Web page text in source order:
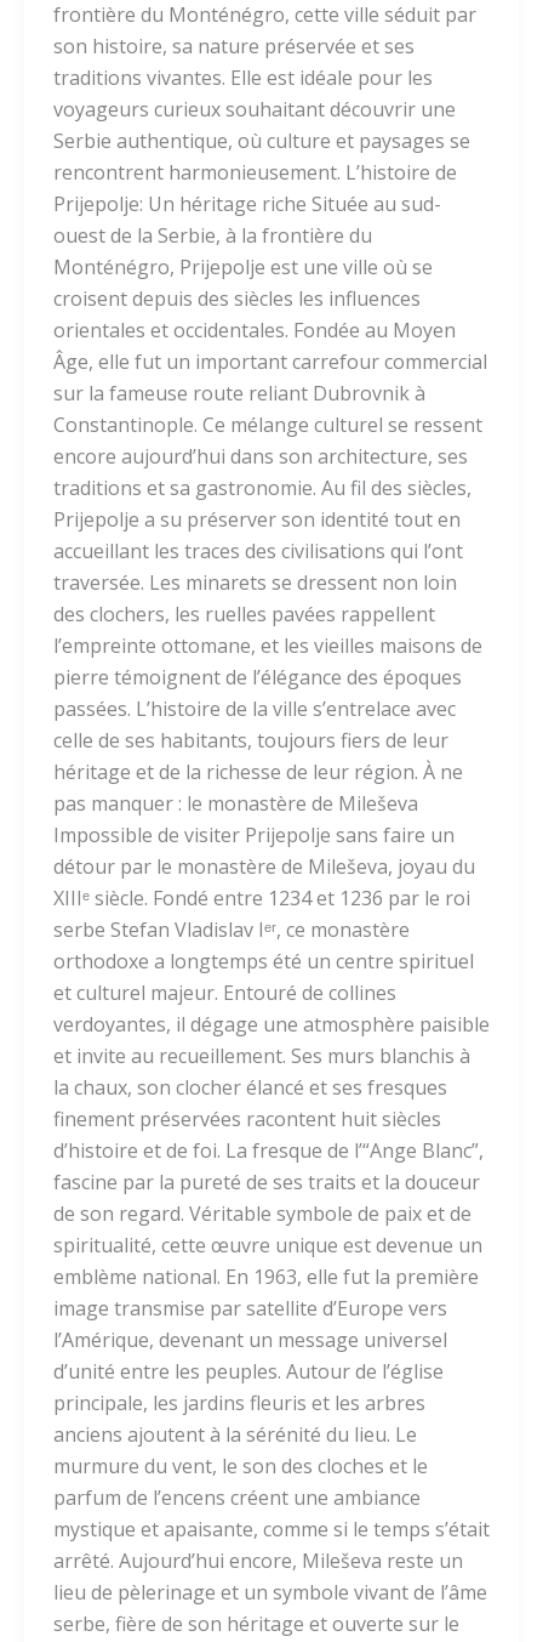
frontière du Monténégro, cette ville séduit par
son histoire, sa nature préservée et ses
traditions vivantes. Elle est idéale pour les
voyageurs curieux souhaitant découvrir une
Serbie authentique, où culture et paysages se
rencontrent harmonieusement. L’histoire de
Prijepolje: Un héritage riche Située au sud-
ouest de la Serbie, à la frontière du
Monténégro, Prijepolje est une ville où se
croisent depuis des siècles les influences
orientales et occidentales. Fondée au Moyen
Âge, elle fut un important carrefour commercial
sur la fameuse route reliant Dubrovnik à
Constantinople. Ce mélange culturel se ressent
encore aujourd’hui dans son architecture, ses
traditions et sa gastronomie. Au fil des siècles,
Prijepolje a su préserver son identité tout en
accueillant les traces des civilisations qui l’ont
traversée. Les minarets se dressent non loin
des clochers, les ruelles pavées rappellent
l’empreinte ottomane, et les vieilles maisons de
pierre témoignent de l’élégance des époques
passées. L’histoire de la ville s’entrelace avec
celle de ses habitants, toujours fiers de leur
héritage et de la richesse de leur région. À ne
pas manquer : le monastère de Mileševa
Impossible de visiter Prijepolje sans faire un
détour par le monastère de Mileševa, joyau du
XIIIᵉ siècle. Fondé entre 1234 et 1236 par le roi
serbe Stefan Vladislav Iᵉʳ, ce monastère
orthodoxe a longtemps été un centre spirituel
et culturel majeur. Entouré de collines
verdoyantes, il dégage une atmosphère paisible
et invite au recueillement. Ses murs blanchis à
la chaux, son clocher élancé et ses fresques
finement préservées racontent huit siècles
d’histoire et de foi. La fresque de l’“Ange Blanc”,
fascine par la pureté de ses traits et la douceur
de son regard. Véritable symbole de paix et de
spiritualité, cette œuvre unique est devenue un
emblème national. En 1963, elle fut la première
image transmise par satellite d’Europe vers
l’Amérique, devenant un message universel
d’unité entre les peuples. Autour de l’église
principale, les jardins fleuris et les arbres
anciens ajoutent à la sérénité du lieu. Le
murmure du vent, le son des cloches et le
parfum de l’encens créent une ambiance
mystique et apaisante, comme si le temps s’était
arrêté. Aujourd’hui encore, Mileševa reste un
lieu de pèlerinage et un symbole vivant de l’âme
serbe, fière de son héritage et ouverte sur le